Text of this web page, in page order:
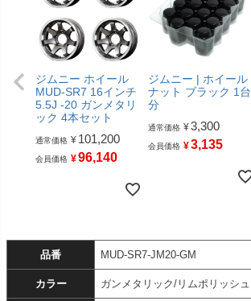
ジムニー ホイール
MUD-SR7 16インチ
5.5J -20 ガンメタリ
ック 4本セット
通常価格 ¥ 101,200
会員価格 ¥96,140
ジムニー | ホイール
ナット ブラック 1台
分
通常価格 ¥3,300
会員価格 ¥3,135
品番 MUD-SR7-JM20-GM
カラー ガンメタリック/リムポリッシュ